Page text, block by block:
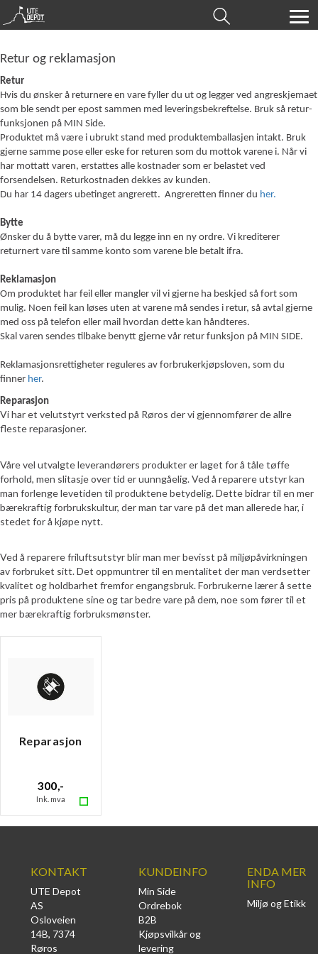
Retur og reklamasjon
Retur
Hvis du ønsker å returnere en vare fyller du ut og legger ved angreskjemaet
som ble sendt per epost sammen med leveringsbekreftelse. Bruk så retur-
funksjonen på MIN Side.
Produktet må være i ubrukt stand med produktemballasjen intakt. Bruk
gjerne samme pose eller eske for returen som du mottok varene i. Når vi
har mottatt varen, erstattes alle kostnader som er belastet ved
forsendelsen. Returkostnaden dekkes av kunden.
Du har 14 dagers ubetinget angrerett. Angreretten finner du her.
Bytte
Ønsker du å bytte varer, må du legge inn en ny ordre. Vi krediterer
returnert vare til samme konto som varene ble betalt ifra.
Reklamasjon
Om produktet har feil eller mangler vil vi gjerne ha beskjed så fort som
mulig. Noen feil kan løses uten at varene må sendes i retur, så avtal gjerne
med oss på telefon eller mail hvordan dette kan håndteres.
Skal varen sendes tilbake benytt gjerne vår retur funksjon på MIN SIDE.
Reklamasjonsrettigheter reguleres av forbrukerkjøpsloven, som du
finner her.
Reparasjon
Vi har et velutstyrt verksted på Røros der vi gjennomfører de allre
fleste reparasjoner.
Våre vel utvalgte leverandørers produkter er laget for å tåle tøffe
forhold, men slitasje over tid er uunngåelig. Ved å reparere utstyr kan
man forlenge levetiden til produktene betydelig. Dette bidrar til en mer
bærekraftig forbrukskultur, der man tar vare på det man allerede har, i
stedet for å kjøpe nytt.
Ved å reparere friluftsutstyr blir man mer bevisst på miljøpåvirkningen
av forbruket sitt. Det oppmuntrer til en mentalitet der man verdsetter
kvalitet og holdbarhet fremfor engangsbruk. Forbrukerne lærer å sette
pris på produktene sine og tar bedre vare på dem, noe som fører til et
mer bærekraftig forbruksmønster.
Reparasjon
300,-
Ink. mva
KONTAKT
UTE Depot
AS
Osloveien
14B, 7374
Røros
KUNDEINFO
Min Side
Ordrebok
B2B
Kjøpsvilkår og
levering
ENDA MER
INFO
Miljø og Etikk